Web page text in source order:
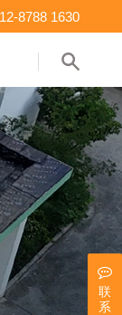
8788 1630
联
系